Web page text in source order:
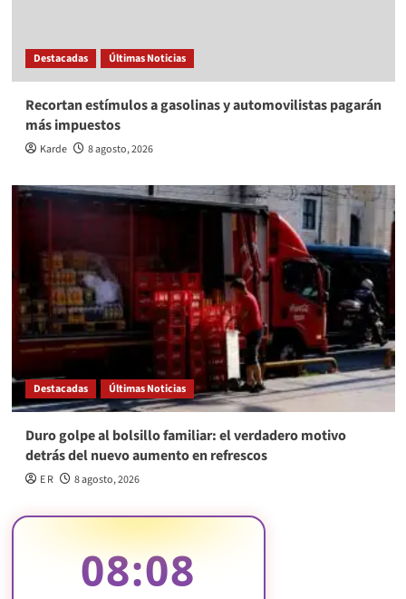
Destacadas Últimas Noticias
Recortan estímulos a gasolinas y automovilistas pagarán
más impuestos
Karde 8 agosto, 2026
Destacadas Últimas Noticias
Duro golpe al bolsillo familiar: el verdadero motivo
detrás del nuevo aumento en refrescos
E R 8 agosto, 2026
08:08